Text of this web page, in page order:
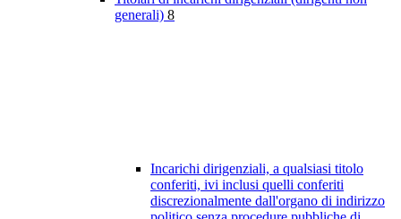
generali) 8
Incarichi dirigenziali, a qualsiasi titolo
conferiti, ivi inclusi quelli conferiti
discrezionalmente dall'organo di indirizzo